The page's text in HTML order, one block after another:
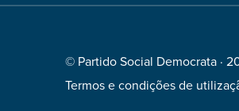
© Partido Social Democrata ·
Termos e condições de